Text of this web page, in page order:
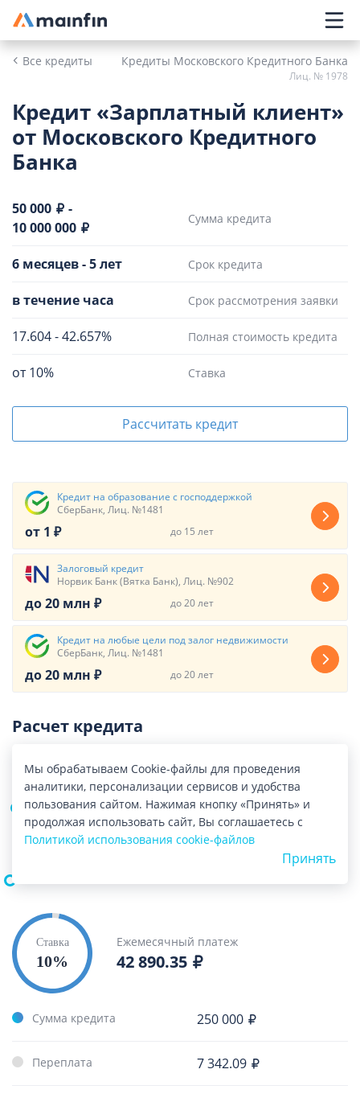
Главное меню
Все кредиты Кредиты Московского Кредитного Банка
Лиц. № 1978
Кредит «Зарплатный клиент»
от Московского Кредитного
Банка
Сумма кредита
50 000
-
10 000 000
Срок кредита
6 месяцев-5 лет
Срок рассмотрения заявки
в течение часа
Полная стоимость кредита
17.604-42.657%
Ставка
от 10%
Рассчитать кредит
Кредит на образование с господдержкой
СберБанк, Лиц. №1481
от 1 ₽ до 15 лет
Залоговый кредит
Норвик Банк (Вятка Банк), Лиц. №902
до 20 млн ₽ до 20 лет
Кредит на любые цели под залог недвижимости
СберБанк, Лиц. №1481
до 20 млн ₽ до 20 лет
Расчет кредита
Сумма кредита,
Срок кредита, мес
10%
Ставка Ежемесячный платеж
42 890.35
Сумма кредита 250 000
Переплата 7 342.09
Мы обрабатываем Cookie-файлы для проведения
аналитики, персонализации сервисов и удобства
пользования сайтом. Нажимая кнопку «Принять» и
продолжая использовать сайт, Вы соглашаетесь с
Политикой использования cookie-файлов
Принять